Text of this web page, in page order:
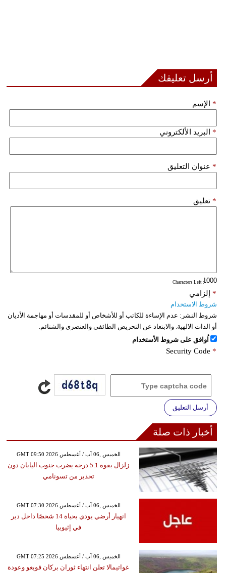
أرسل تعليقك
الإسم *
البريد الألكتروني *
عنوان التعليق *
تعليق *
: Characters Left
إلزامي *
شروط الاستخدام
شروط النشر: عدم الإساءة للكاتب أو للأشخاص أو للمقدسات أو مهاجمة الأديان
أو الذات الالهية. والابتعاد عن التحريض الطائفي والعنصري والشتائم.
اُوافق على شروط الأستخدام
Security Code *
أرسل التعليق
أخبار ذات صلة
GMT 09:50 2026 الخميس ,06 آب / أغسطس
زلزال بقوة 5.1 درجة يضرب جنوب اليابان دون
تحذير من تسونامي
GMT 07:30 2026 الخميس ,06 آب / أغسطس
انهيار أرضي يودي بحياة 14 شخصًا داخل دير
في إثيوبيا
GMT 07:25 2026 الخميس ,06 آب / أغسطس
غواتيمالا تعلن انتهاء ثوران بركان فويغو وعودة